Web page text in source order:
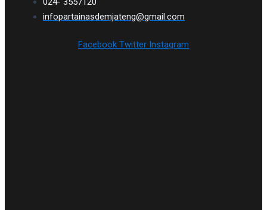
infopartainasdemjateng@gmail.com
Facebook Twitter Instagram